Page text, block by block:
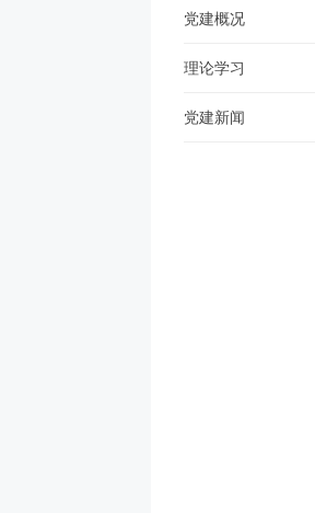
党建概况
理论学习
党建新闻